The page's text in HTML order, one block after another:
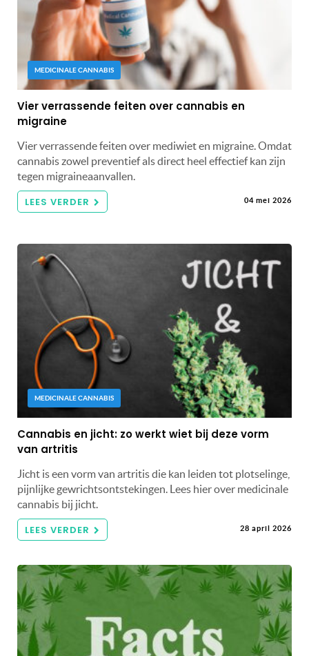
MEDICINALE CANNABIS
Vier verrassende feiten over cannabis en
migraine
Vier verrassende feiten over mediwiet en migraine. Omdat
cannabis zowel preventief als direct heel effectief kan zijn
tegen migraineaanvallen.
LEES VERDER 04 mei 2026
MEDICINALE CANNABIS
Cannabis en jicht: zo werkt wiet bij deze vorm
van artritis
Jicht is een vorm van artritis die kan leiden tot plotselinge,
pijnlijke gewrichtsontstekingen. Lees hier over medicinale
cannabis bij jicht.
LEES VERDER 28 april 2026